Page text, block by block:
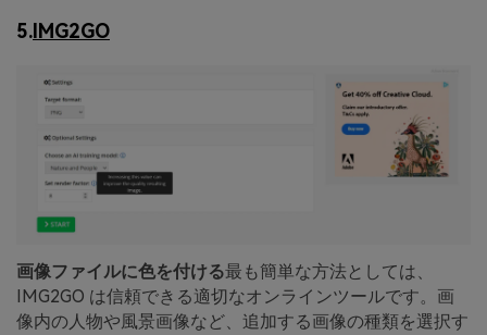
5.IMG2GO
画像ファイルに色を付ける最も簡単な方法としては、
IMG2GO は信頼できる適切なオンラインツールです。画
像内の人物や風景画像など、追加する画像の種類を選択す